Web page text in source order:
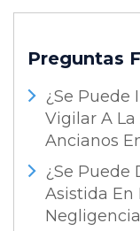
Preguntas
¿Se Puede
Vigilar A
Ancianos
¿Se Puede
Asistida En